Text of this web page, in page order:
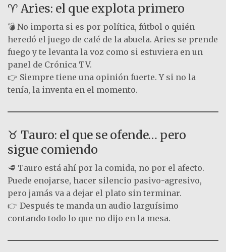
♈ Aries: el que explota primero
💣 No importa si es por política, fútbol o quién
heredó el juego de café de la abuela. Aries se prende
fuego y te levanta la voz como si estuviera en un
panel de Crónica TV.
👉 Siempre tiene una opinión fuerte. Y si no la
tenía, la inventa en el momento.
♉ Tauro: el que se ofende… pero
sigue comiendo
🥩 Tauro está ahí por la comida, no por el afecto.
Puede enojarse, hacer silencio pasivo-agresivo,
pero jamás va a dejar el plato sin terminar.
👉 Después te manda un audio larguísimo
contando todo lo que no dijo en la mesa.